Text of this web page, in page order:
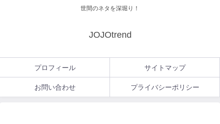
世間のネタを深堀り！
JOJOtrend
プロフィール サイトマップ
お問い合わせ プライバシーポリシー